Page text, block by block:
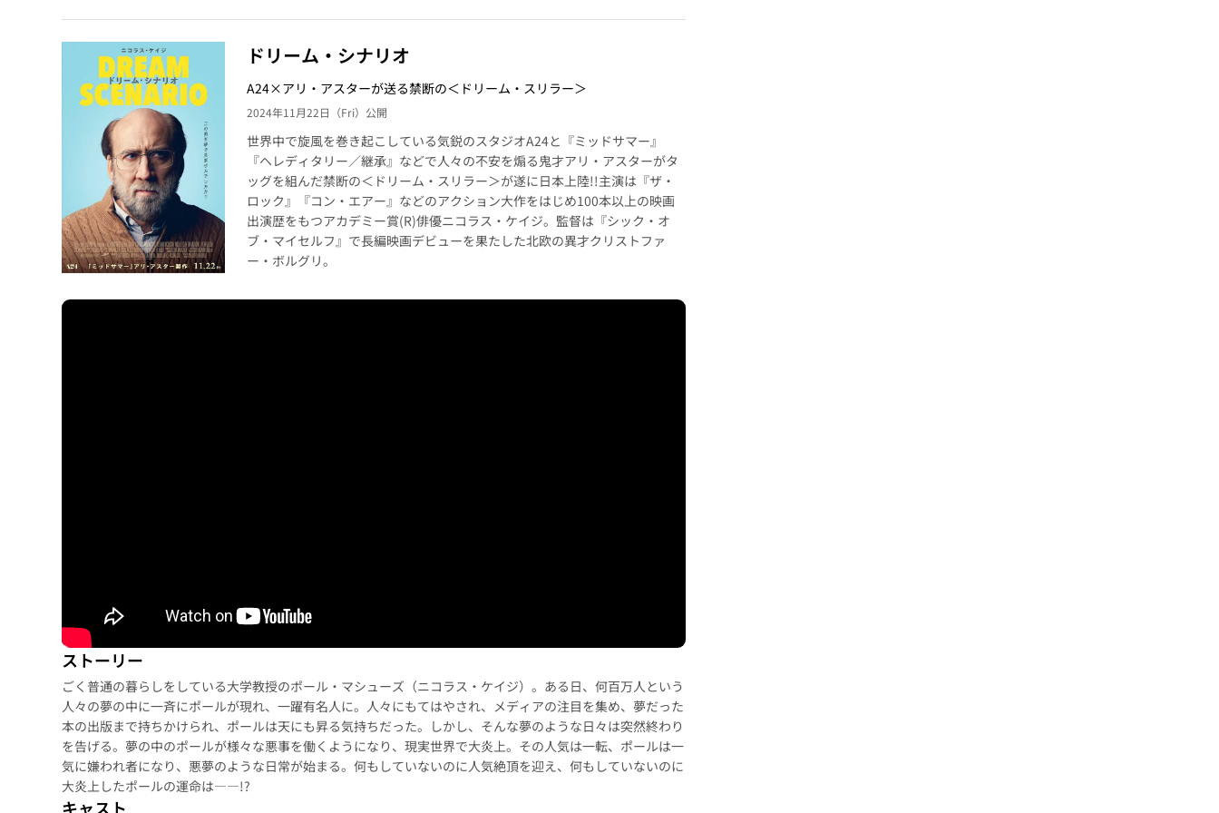
ドリーム・シナリオ
A24×アリ・アスターが送る禁断の＜ドリーム・スリラー＞
2024年11月22日（Fri）公開
世界中で旋風を巻き起こしている気鋭のスタジオA24と『ミッドサマー』
『ヘレディタリー／継承』などで人々の不安を煽る鬼才アリ・アスターがタ
ッグを組んだ禁断の＜ドリーム・スリラー＞が遂に日本上陸!!主演は『ザ・
ロック』『コン・エアー』などのアクション大作をはじめ100本以上の映画
出演歴をもつアカデミー賞(R)俳優ニコラス・ケイジ。監督は『シック・オ
ブ・マイセルフ』で長編映画デビューを果たした北欧の異才クリストファ
ー・ボルグリ。
ストーリー
ごく普通の暮らしをしている大学教授のポール・マシューズ（ニコラス・ケイジ）。ある日、何百万人という
人々の夢の中に一斉にポールが現れ、一躍有名人に。人々にもてはやされ、メディアの注目を集め、夢だった
本の出版まで持ちかけられ、ポールは天にも昇る気持ちだった。しかし、そんな夢のような日々は突然終わり
を告げる。夢の中のポールが様々な悪事を働くようになり、現実世界で大炎上。その人気は一転、ポールは一
気に嫌われ者になり、悪夢のような日常が始まる。何もしていないのに人気絶頂を迎え、何もしていないのに
大炎上したポールの運命は――!?
キャスト